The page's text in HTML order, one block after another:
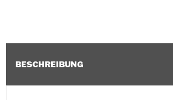
BESCHREIBUNG